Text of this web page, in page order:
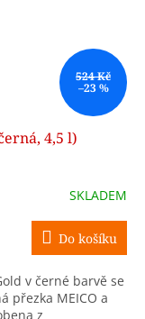
524 Kč
–23 %
4,5 l)
SKLADEM
Do košíku
v černé barvě se
přezka MEICO a
z